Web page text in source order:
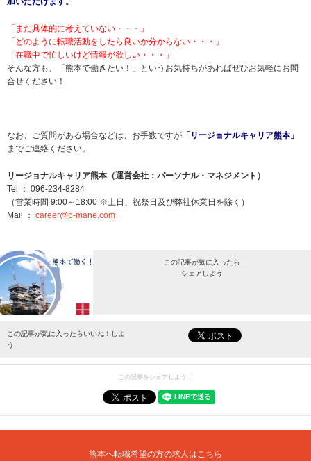
「まだ具体的に考えていない・・・」
「どのように転職活動をしたら良いか分からない・・・」
「在職中で忙しいけど情報が欲しい・・・」
そんな方も、「熊本で働きたい！」というお気持ちがあればぜひお気軽にお問
合せください！
なお、ご質問がある場合などは、お手数ですが 「リージョナルキャリア熊本」
までご連絡ください。
リージョナルキャリア熊本（運営会社：パーソナル・マネジメント）
Tel ： 096-234-8284
（営業時間 9:00～18:00 ※土日、祝祭日及び弊社休業日を除く）
Mail ： career@p-mane.com
この記事が気に入ったら
シェアしよう
最新情報をお届けします。
この記事が気に入ったらいいね！しよ
う
この記事をシェアしよう！
熊本へ転職希望の方の求人はこちら